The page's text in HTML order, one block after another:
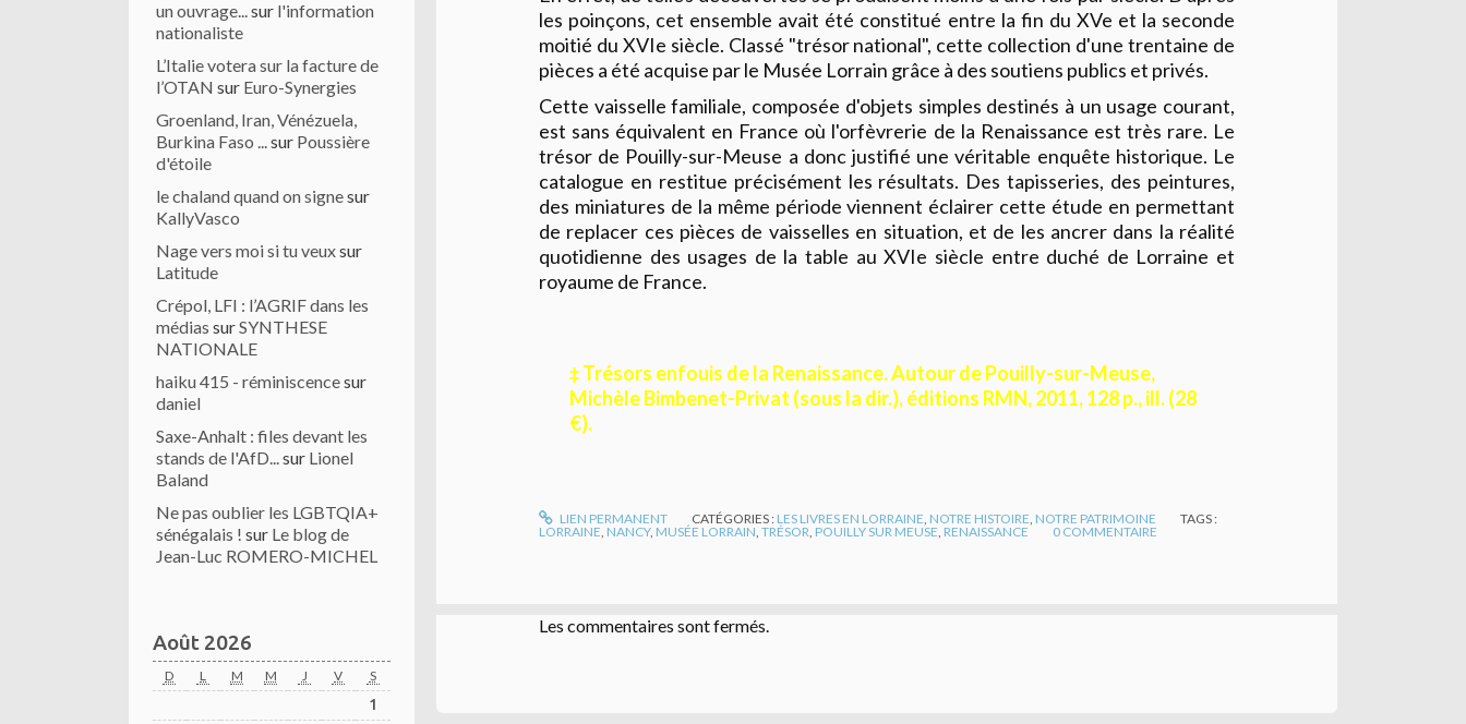
un ouvrage...sur l'information
nationaliste
L’Italie votera sur la facture de
l’OTAN sur Euro-Synergies
Groenland, Iran, Vénézuela,
Burkina Faso ...sur Poussière
d'étoile
le chaland quand on signesur
KallyVasco
Nage vers moi si tu veuxsur
Latitude
Crépol, LFI : l’AGRIF dans les
médias surSYNTHESE
NATIONALE
haiku 415 - réminiscencesur
daniel
Saxe-Anhalt : files devant les
stands de l'AfD...sur Lionel
Baland
Ne pas oublier les LGBTQIA+
sénégalais ! sur Le blog de
Jean-Luc ROMERO-MICHEL
Août 2026
D L M M J V S
1
les poinçons, cet ensemble avait été constitué entre la fin du XVe et la seconde
moitié du XVIe siècle. Classé "trésor national", cette collection d'une trentaine de
pièces a été acquise par le Musée Lorrain grâce à des soutiens publics et privés.
Cette vaisselle familiale, composée d'objets simples destinés à un usage courant,
est sans équivalent en France où l'orfèvrerie de la Renaissance est très rare. Le
trésor de Pouilly-sur-Meuse a donc justifié une véritable enquête historique. Le
catalogue en restitue précisément les résultats. Des tapisseries, des peintures,
des miniatures de la même période viennent éclairer cette étude en permettant
de replacer ces pièces de vaisselles en situation, et de les ancrer dans la réalité
quotidienne des usages de la table au XVIe siècle entre duché de Lorraine et
royaume de France.
‡ Trésors enfouis de la Renaissance. Autour de Pouilly-sur-Meuse,
Michèle Bimbenet-Privat (sous la dir.), éditions RMN, 2011, 128 p., ill. (28
€).
LIEN PERMANENT CATÉGORIES : LES LIVRES EN LORRAINE NOTRE HISTOIRE NOTRE PATRIMOINE
TAGS :
LORRAINE NANCY, MUSÉE LORRAIN TRÉSOR POUILLY SUR MEUSE RENAISSANCE 0 COMMENTAIRE
Les commentaires sont fermés.